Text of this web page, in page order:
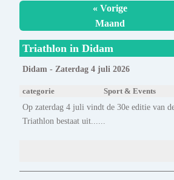
« Vorige
Maand
Triathlon in Didam
Didam - Zaterdag 4 juli 2026
categorie Sport & Events
Op zaterdag 4 juli vindt de 30e editie van
Triathlon bestaat uit......